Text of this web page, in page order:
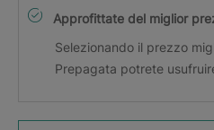
Approfittate del miglior
Selezionando il prezzo
Prepagata potrete